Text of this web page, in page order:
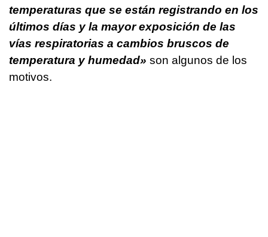
temperaturas que se están registrando en los
últimos días y la mayor exposición de las
vías respiratorias a cambios bruscos de
temperatura y humedad» son algunos de los
motivos.